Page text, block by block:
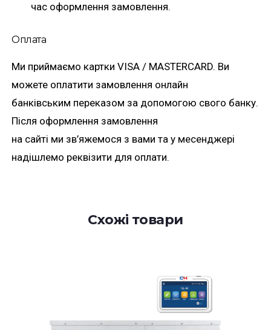
час оформлення замовлення.
Оплата
Ми приймаємо картки VISA / MASTERCARD. Ви
можете оплатити замовлення онлайн
банківським переказом за допомогою свого банку.
Після оформлення замовлення
на сайті ми зв’яжемося з вами та у месенджері
надішлемо реквізити для оплати.
Схожі товари